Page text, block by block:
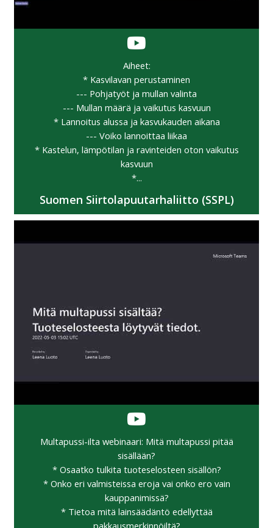
Aiheet:
* Kasvilavan perustaminen
--- Pohjatyöt ja mullan valinta
--- Mullan määrä ja vaikutus kasvuun
* Lannoitus alussa ja kasvukauden aikana
--- Voiko lannoittaa liikaa
* Kastelun, lämpötilan ja ravinteiden oton vaikutus
kasvuun
*...
Suomen Siirtolapuutarhaliitto (SSPL)
Multapussi-ilta webinaari: Mitä multapussi pitää
sisällään?
* Osaatko tulkita tuoteselosteen sisällön?
* Onko eri valmisteissa eroja vai onko ero vain
kauppanimissä?
* Tietoa mitä lainsäädäntö edellyttää
pakkausmerkinnöiltä?